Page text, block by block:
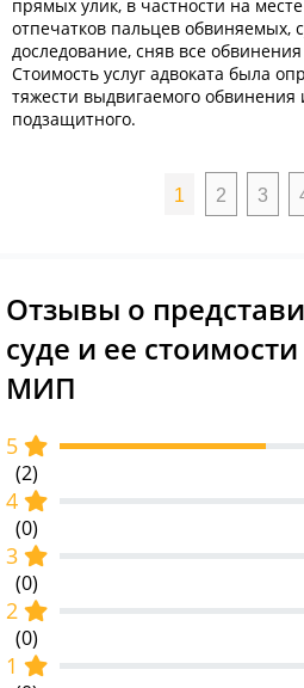
прямых улик, в частности на
отпечатков пальцев обвиняемых,
доследование, сняв все
Стоимость услуг адвоката была
тяжести выдвигаемого обвинения
подзащитного.
неожиданно появилась крупная
происхождение которой он никак
Руководствуясь собранными
положительное решение о
принудительном порядке.
рассчитали с учётом суммы иска.
удовлетворён иск о взыскании
несовершеннолетней дочери.
рассчитывалась с учётом
воспитывавшей маленького
наследство и обеспечить
как усопший при жизни не
ведения дела была рассчитана с
наследственного фонда, что
того, что он не смог своевременно
перед своими заказчиками. Юрист
претензий по иску, что
потерь в результате претензий со
истца.
1 2 3
Отзывы о
суде и ее
МИП
5
(2)
4
(0)
3
(0)
2
(0)
1